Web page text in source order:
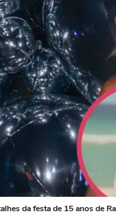
da festa de 15 anos de